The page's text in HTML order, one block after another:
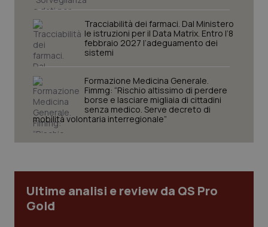
Tracciabilità dei farmaci. Dal Ministero
le istruzioni per il Data Matrix. Entro l’8
febbraio 2027 l’adeguamento dei
sistemi
Formazione Medicina Generale.
Fimmg: “Rischio altissimo di perdere
borse e lasciare migliaia di cittadini
senza medico. Serve decreto di
mobilità volontaria interregionale”
Ultime analisi e review da QS Pro
Gold
funzionare correttamente senza questi cookie.
Fornitore/ Dominio
VISITOR_PRIVACY_METADATA
YouTube
.youtube.com